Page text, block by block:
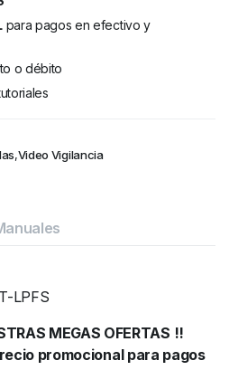
para pagos en efectivo y
o débito
,Video Vigilancia
LPFS
MEGAS OFERTAS !!
promocional para pagos